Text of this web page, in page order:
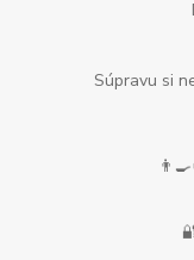
Súpravu si